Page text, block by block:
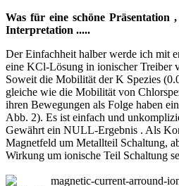
Was für eine schöne Präsentation
Interpretation .....
Der Einfachheit halber werde ich mit
eine KCl-Lösung in ionischer Treiber
Soweit die Mobilität der K Spezies
gleiche wie die Mobilität von
ihren Bewegungen als Folge haben
Abb. 2). Es ist einfach und
Gewährt ein NULL-Ergebnis . Als
Magnetfeld um Metallteil Schaltung,
Wirkung um ionische Teil Schaltung